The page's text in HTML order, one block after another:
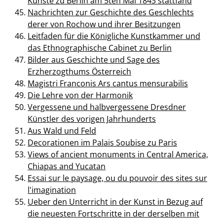
Nachrichten zur Geschichte des Geschlechts
derer von Rochow und ihrer Besitzungen
Leitfaden für die Königliche Kunstkammer und
das Ethnographische Cabinet zu Berlin
Bilder aus Geschichte und Sage des
Erzherzogthums Österreich
Magistri Franconis Ars cantus mensurabilis
Die Lehre von der Harmonik
Vergessene und halbvergessene Dresdner
Künstler des vorigen Jahrhunderts
Aus Wald und Feld
Decorationen im Palais Soubise zu Paris
Views of ancient monuments in Central America,
Chiapas and Yucatan
Essai sur le paysage, ou du pouvoir des sites sur
l'imagination
Ueber den Unterricht in der Kunst in Bezug auf
die neuesten Fortschritte in der derselben mit